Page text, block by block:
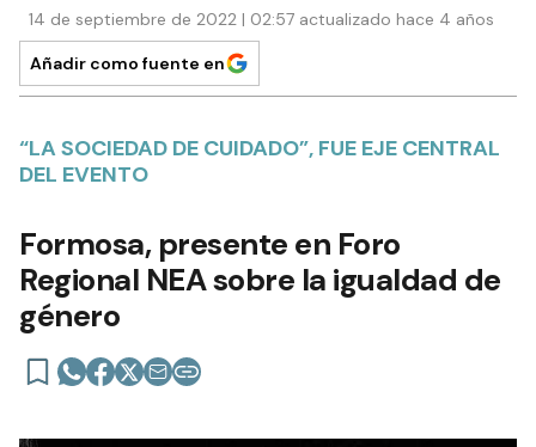
14 de septiembre de 2022 | 02:57 actualizado hace 4 años
Añadir como fuente en
“LA SOCIEDAD DE CUIDADO”, FUE EJE CENTRAL
DEL EVENTO
Formosa, presente en Foro
Regional NEA sobre la igualdad de
género